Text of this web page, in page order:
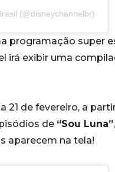
(@disneychannelbr)
super
irá exibir uma
de fevereiro, a
de “Sou Luna”
aparecem na tela!